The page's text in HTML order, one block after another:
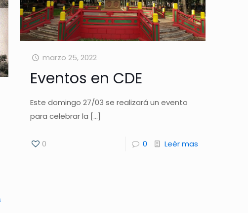
marzo 25, 2022
Eventos en CDE
Este domingo 27/03 se realizará un evento
para celebrar la […]
0 0 Leèr mas